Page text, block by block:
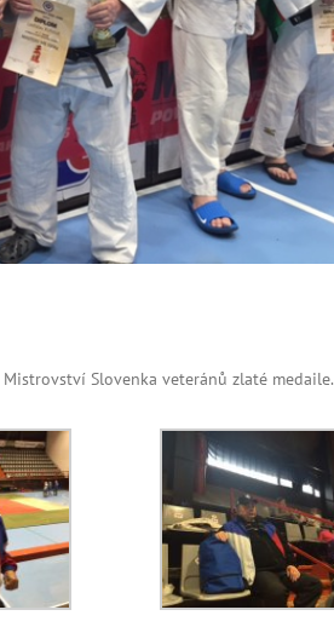
Slovenka veteránů zlaté medaile.